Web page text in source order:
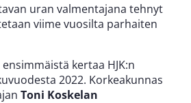
uran valmentajana tehnyt
viime vuosilta parhaiten
kertaa HJK:n
2022. Korkeakunnas
Toni Koskelan